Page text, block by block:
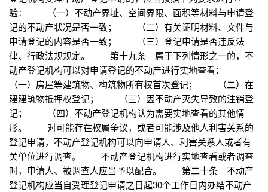
验： （一）不动产界址、空间界限、面积等材料与申请登
记的不动产状况是否一致； （二）有关证明材料、文件与
申请登记的内容是否一致； （三）登记申请是否违反法
律、行政法规规定。 第十九条 属于下列情形之一的，不
动产登记机构可以对申请登记的不动产进行实地查看：
（一）房屋等建筑物、构筑物所有权首次登记； （二）在
建建筑物抵押权登记； （三）因不动产灭失导致的注销登
记； （四）不动产登记机构认为需要实地查看的其他情
形。 对可能存在权属争议，或者可能涉及他人利害关系的
登记申请，不动产登记机构可以向申请人、利害关系人或者有
关单位进行调查。 不动产登记机构进行实地查看或者调查
时，申请人、被调查人应当予以配合。 第二十条 不动产
登记机构应当自受理登记申请之日起30个工作日内办结不动产